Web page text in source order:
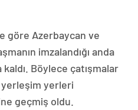
göre Azerbaycan ve
imzalandığı anda
Böylece çatışmalar
yerleşim yerleri
geçmiş oldu.